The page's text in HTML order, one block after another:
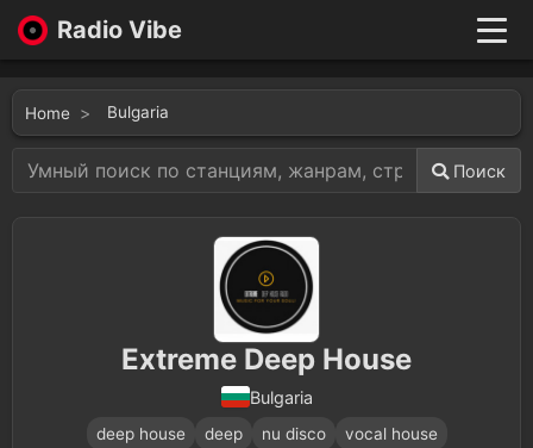
Radio Vibe
Genres
Likes
Favorites
Home Bulgaria
Поиск
Extreme Deep House
Bulgaria
deep house deep nu disco vocal house